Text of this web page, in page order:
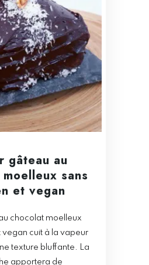
gâteau au
sans
et vegan
chocolat moelleux
vegan cuit à la vapeur
texture bluffante. La
apportera de